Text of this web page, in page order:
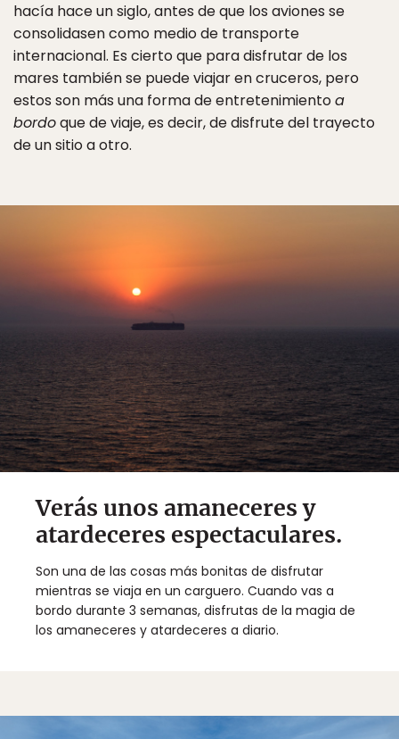
hacía hace un siglo, antes de que los aviones se
consolidasen como medio de transporte
internacional. Es cierto que para disfrutar de los
mares también se puede viajar en cruceros, pero
estos son más una forma de entretenimientoa
bordoque de viaje, es decir, de disfrute del trayecto
de un sitio a otro.
Verás unos amaneceres y
atardeceres espectaculares.
Son una de las cosas más bonitas de disfrutar
mientras se viaja en un carguero. Cuando vas a
bordo durante 3 semanas, disfrutas de la magia de
los amaneceres y atardeceres a diario.